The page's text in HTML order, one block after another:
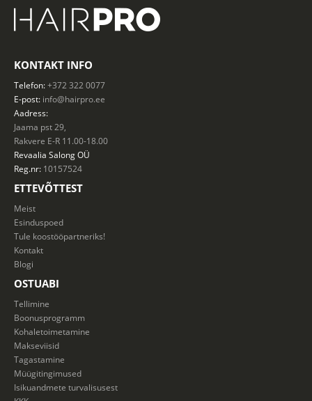
KONTAKT INFO
Telefon:+372 322 0077
E-post: info@hairpro.ee
Aadress:
Jaama pst 29,
Rakvere E-R 11.00-18.00
Revaalia SalongOÜ
Reg.nr: 10157524
ETTEVÕTTEST
Meist
Esinduspoed
Tule koostööpartneriks!
Kontakt
Blogi
OSTUABI
Tellimine
Boonusprogramm
Kohaletoimetamine
Makseviisid
Tagastamine
Müügitingimused
Isikuandmete turvalisusest